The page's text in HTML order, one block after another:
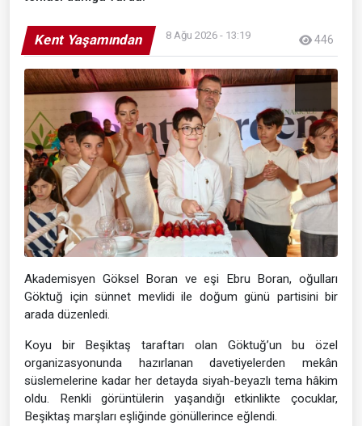
Kent Yaşamından 8 Ağu 2026 - 13:19 446
Akademisyen Göksel Boran ve eşi Ebru Boran, oğulları
Göktuğ için sünnet mevlidi ile doğum günü partisini bir
arada düzenledi.
Koyu bir Beşiktaş taraftarı olan Göktuğ’un bu özel
organizasyonunda hazırlanan davetiyelerden mekân
süslemelerine kadar her detayda siyah-beyazlı tema hâkim
oldu. Renkli görüntülerin yaşandığı etkinlikte çocuklar,
Beşiktaş marşları eşliğinde gönüllerince eğlendi.